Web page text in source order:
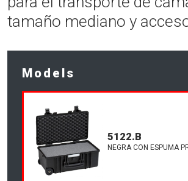
tamaño mediano y
Models
5122.B
NEGRA CON ESPUMA